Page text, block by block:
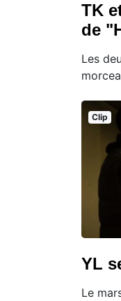
TK
de
Les
Clip
YL
Le